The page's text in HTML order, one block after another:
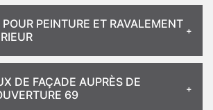
PEINTURE ET RAVALEMENT
DE FAÇADE AUPRÈS DE
69